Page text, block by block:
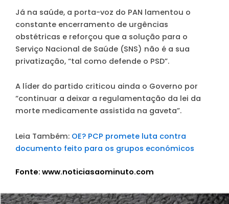
Já na saúde, a porta-voz do PAN lamentou o
constante encerramento de urgências
obstétricas e reforçou que a solução para o
Serviço Nacional de Saúde (SNS) não é a sua
privatização, “tal como defende o PSD”.
A líder do partido criticou ainda o Governo por
“continuar a deixar a regulamentação da lei da
morte medicamente assistida na gaveta”.
Leia Também: OE? PCP promete luta contra
documento feito para os grupos económicos
Fonte: www.noticiasaominuto.com